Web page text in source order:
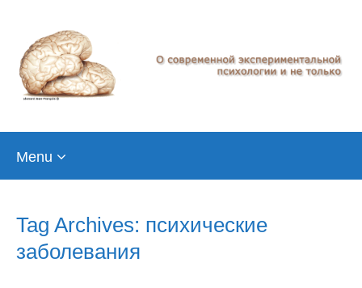
Menu
Tag Archives: психические
заболевания